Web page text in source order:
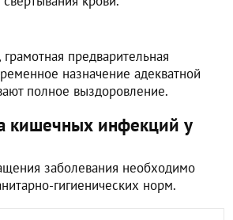
предварительная
назначение адекватной
полное выздоровление.
кишечных инфекций у
заболевания необходимо
гигиенических норм.